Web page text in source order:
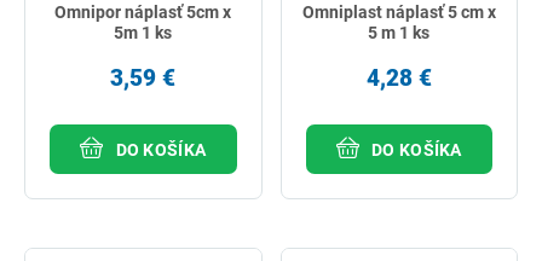
Omnipor náplasť 5cm x
5m 1 ks
3,59 €
DO KOŠÍKA
Omniplast náplasť 5 cm x
5 m 1 ks
4,28 €
DO KOŠÍKA